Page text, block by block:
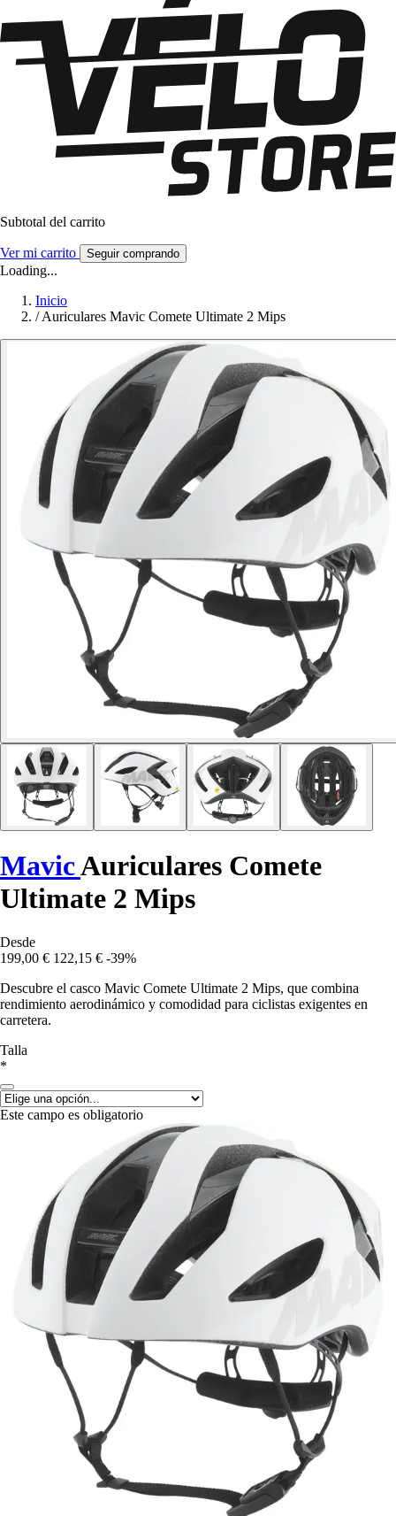
Subtotal del carrito
Ver mi carrito Seguir comprando
Loading...
Inicio
/Auriculares Mavic Comete Ultimate 2 Mips
MavicAuriculares Comete
Ultimate 2 Mips
Desde
199,00 € 122,15 € -39%
Descubre el casco Mavic Comete Ultimate 2 Mips, que combina
rendimiento aerodinámico y comodidad para ciclistas exigentes en
carretera.
Talla
*
Este campo es obligatorio